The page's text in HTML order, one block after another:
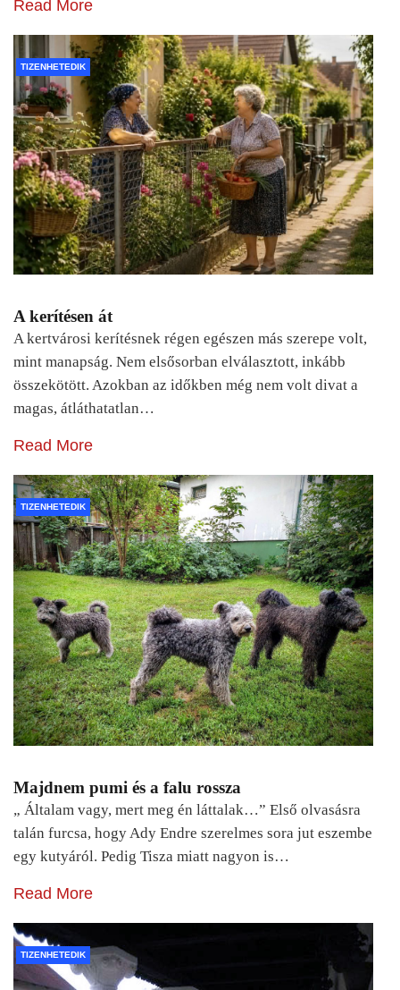
Read More
TIZENHETEDIK
A kerítésen át
A kertvárosi kerítésnek régen egészen más szerepe volt,
mint manapság. Nem elsősorban elválasztott, inkább
összekötött. Azokban az időkben még nem volt divat a
magas, átláthatatlan…
Read More
TIZENHETEDIK
Majdnem pumi és a falu rossza
„ Általam vagy, mert meg én láttalak…” Első olvasásra
talán furcsa, hogy Ady Endre szerelmes sora jut eszembe
egy kutyáról. Pedig Tisza miatt nagyon is…
Read More
TIZENHETEDIK